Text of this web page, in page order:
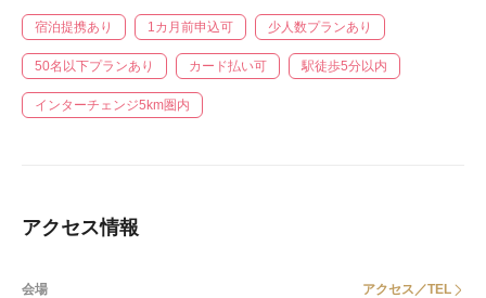
宿泊提携あり 1カ月前申込可 少人数プランあり
50名以下プランあり カード払い可 駅徒歩5分以内
インターチェンジ5km圏内
アクセス情報
会場 アクセス／TEL